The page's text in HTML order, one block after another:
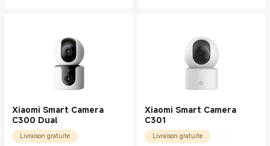
Xiaomi Smart Camera
C300 Dual
Livraison gratuite
Xiaomi Smart Camera
C301
Livraison gratuite